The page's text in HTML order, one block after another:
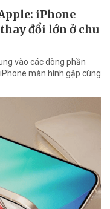
iPhone
đổi lớn ở chu
vào các dòng phần
màn hình gập cùng